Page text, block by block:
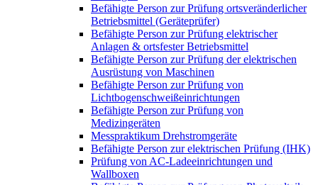
Befähigte Person zur Prüfung ortsveränderlicher
Betriebsmittel (Geräteprüfer)
Befähigte Person zur Prüfung elektrischer
Anlagen & ortsfester Betriebsmittel
Befähigte Person zur Prüfung der elektrischen
Ausrüstung von Maschinen
Befähigte Person zur Prüfung von
Lichtbogenschweißeinrichtungen
Befähigte Person zur Prüfung von
Medizingeräten
Messpraktikum Drehstromgeräte
Befähigte Person zur elektrischen Prüfung (IHK)
Prüfung von AC-Ladeeinrichtungen und
Wallboxen